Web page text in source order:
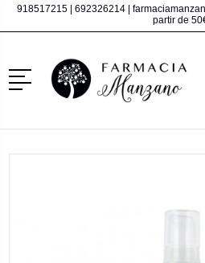
918517215 692326214
partir de
Menú